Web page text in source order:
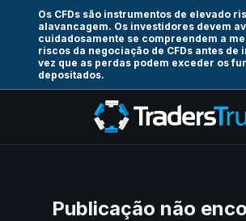
Os CFDs são instrumentos de elevado
alavancagem. Os investidores devem
cuidadosamente se compreendem a
riscos da negociação de CFDs antes de
vez que as perdas podem exceder os
depositados.
Publicação não